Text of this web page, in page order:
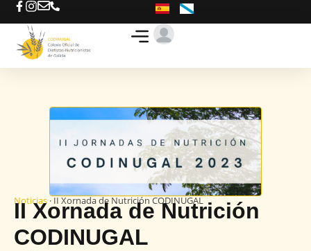
Noticias · II Xornada de Nutrición CODINUGAL
II Xornada de Nutrición
CODINUGAL